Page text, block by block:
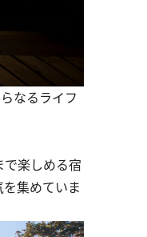
なるライフ
楽しめる宿
集めていま